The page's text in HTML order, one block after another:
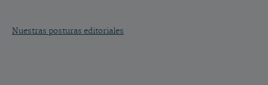
Nuestras posturas editoriales